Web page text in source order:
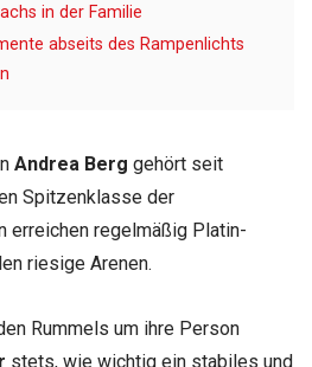
in der Familie
abseits des Rampenlichts
Andrea Berg gehört seit
Spitzenklasse der
erreichen regelmäßig Platin-
riesige Arenen.
Rummels um ihre Person
stets, wie wichtig ein stabiles und